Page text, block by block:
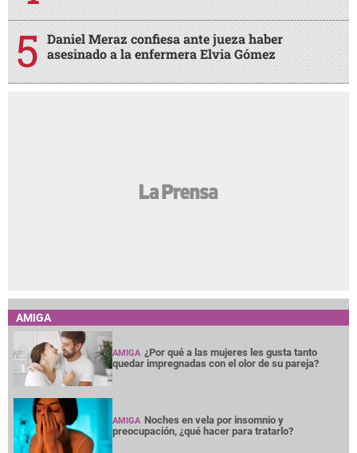
Daniel Meraz confiesa ante jueza haber
asesinado a la enfermera Elvia Gómez
AMIGA
AMIGA ¿Por qué a las mujeres les gusta tanto
quedar impregnadas con el olor de su pareja?
AMIGA Noches en vela por insomnio y
preocupación, ¿qué hacer para tratarlo?